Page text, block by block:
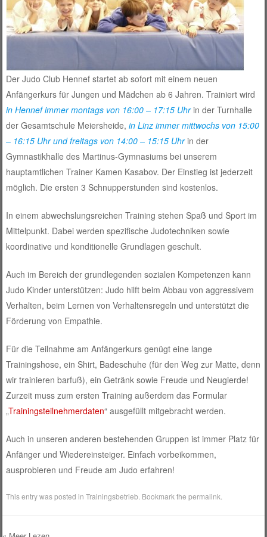
Der Judo Club Hennef startet ab sofort mit einem neuen
Anfängerkurs für Jungen und Mädchen ab 6 Jahren. Trainiert wird
in Hennef immer montags von 16:00 – 17:15 Uhrin der Turnhalle
der Gesamtschule Meiersheide,in Linz immer mittwochs von 15:00
– 16:15 Uhr und freitags von 14:00 – 15:15 Uhrin der
Gymnastikhalle des Martinus-Gymnasiums bei unserem
hauptamtlichen Trainer Kamen Kasabov. Der Einstieg ist jederzeit
möglich. Die ersten 3 Schnupperstunden sind kostenlos.
In einem abwechslungsreichen Training stehen Spaß und Sport im
Mittelpunkt. Dabei werden spezifische Judotechniken sowie
koordinative und konditionelle Grundlagen geschult.
Auch im Bereich der grundlegenden sozialen Kompetenzen kann
Judo Kinder unterstützen: Judo hilft beim Abbau von aggressivem
Verhalten, beim Lernen von Verhaltensregeln und unterstützt die
Förderung von Empathie.
Für die Teilnahme am Anfängerkurs genügt eine lange
Trainingshose, ein Shirt, Badeschuhe (für den Weg zur Matte, denn
wir trainieren barfuß), ein Getränk sowie Freude und Neugierde!
Zurzeit muss zum ersten Training außerdem das Formular
„Trainingsteilnehmerdaten“ ausgefüllt mitgebracht werden.
Auch in unseren anderen bestehenden Gruppen ist immer Platz für
Anfänger und Wiedereinsteiger. Einfach vorbeikommen,
ausprobieren und Freude am Judo erfahren!
This entry was posted inTrainingsbetrieb . Bookmark thepermalink